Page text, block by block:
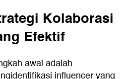
Kolaborasi
Efektif
awal adalah
influencer yang